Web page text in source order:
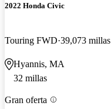
2022 Honda Civic
Touring FWD 39,073 millas
Hyannis, MA
32 millas
Gran oferta